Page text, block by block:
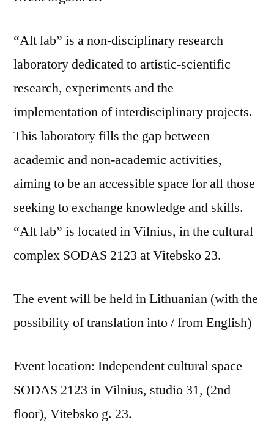
“Alt lab” is a non-disciplinary research
laboratory dedicated to artistic-scientific
research, experiments and the
implementation of interdisciplinary projects.
This laboratory fills the gap between
academic and non-academic activities,
aiming to be an accessible space for all those
seeking to exchange knowledge and skills.
“Alt lab” is located in Vilnius, in the cultural
complex SODAS 2123 at Vitebsko 23.
The event will be held in Lithuanian (with the
possibility of translation into / from English)
Event location: Independent cultural space
SODAS 2123 in Vilnius, studio 31, (2nd
floor), Vitebsko g. 23.